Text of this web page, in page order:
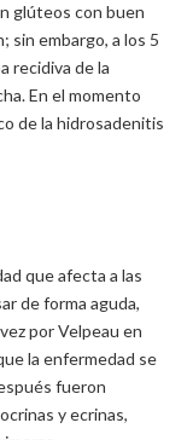
glúteos con buen
sin embargo, a los 5
recidiva de la
En el momento
de la hidrosadenitis
que afecta a las
de forma aguda,
por Velpeau en
la enfermedad se
fueron
y ecrinas,